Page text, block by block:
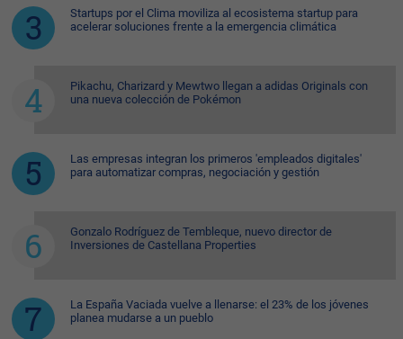
Startups por el Clima moviliza al ecosistema startup para
acelerar soluciones frente a la emergencia climática
Pikachu, Charizard y Mewtwo llegan a adidas Originals con
una nueva colección de Pokémon
Las empresas integran los primeros 'empleados digitales'
para automatizar compras, negociación y gestión
Gonzalo Rodríguez de Tembleque, nuevo director de
Inversiones de Castellana Properties
La España Vaciada vuelve a llenarse: el 23% de los jóvenes
planea mudarse a un pueblo